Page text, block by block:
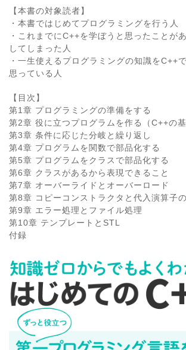
【本書の対象読者】
・本書ではじめてプログラミングを行う人
・これまでにC++を学ぼうと思ったことが
してしまった人
・一生使えるプログラミングの知識をC++
思っている人
【目次】
第1章 プログラミングの準備をする
第2章 役に立つプログラムを作る（C++の基
第3章 条件に応じた分岐と繰り返し
第4章 プログラムを関数で部品化する
第5章 プログラムをクラスで部品化する
第6章 クラスがあるから表現できること
第7章 オーバーライドとオーバーロード
第8章 コピーコンストラクタと代入演算子
第9章 エラー処理とファイル処理
第10章 テンプレートとSTL
付録